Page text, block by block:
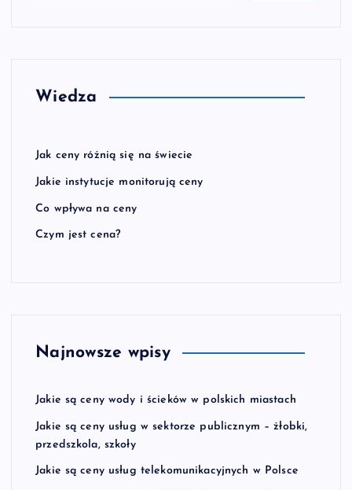
Wiedza
Jak ceny różnią się na świecie
Jakie instytucje monitorują ceny
Co wpływa na ceny
Czym jest cena?
Najnowsze wpisy
Jakie są ceny wody i ścieków w polskich miastach
Jakie są ceny usług w sektorze publicznym – żłobki,
przedszkola, szkoły
Jakie są ceny usług telekomunikacyjnych w Polsce